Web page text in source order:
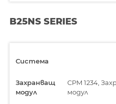
B25NS SERIES
Система
Захранващ
модул
CPM 1234,
модул